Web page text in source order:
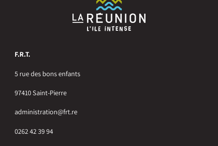
F.R.T.
5 rue des bons enfants
97410 Saint-Pierre
administration@frt.re
0262 42 39 94